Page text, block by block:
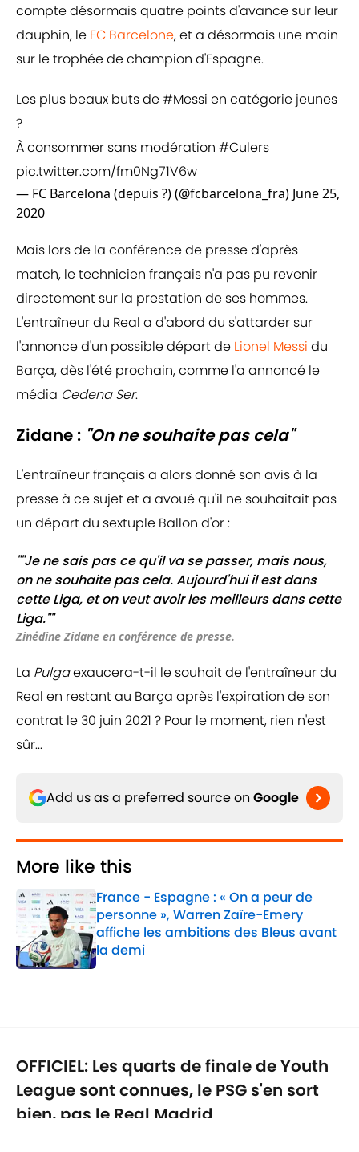
compte désormais quatre points d'avance sur leur
dauphin, le FC Barcelone, et a désormais une main
sur le trophée de champion d'Espagne.
Les plus beaux buts de#Messi en catégorie jeunes
?
À consommer sans modération #Culers
pic.twitter.com/fm0Ng71V6w
— FC Barcelona (depuis ?) (@fcbarcelona_fra) June 25,
2020
Mais lors de la conférence de presse d'après
match, le technicien français n'a pas pu revenir
directement sur la prestation de ses hommes.
L'entraîneur du Real a d'abord du s'attarder sur
l'annonce d'un possible départ de Lionel Messi du
Barça, dès l'été prochain, comme l'a annoncé le
média Cedena Ser.
Zidane : "On ne souhaite pas cela"
L'entraîneur français a alors donné son avis à la
presse à ce sujet et a avoué qu'il ne souhaitait pas
un départ du sextuple Ballon d'or :
""Je ne sais pas ce qu'il va se passer, mais nous,
on ne souhaite pas cela. Aujourd'hui il est dans
cette Liga, et on veut avoir les meilleurs dans cette
Liga.""
Zinédine Zidane en conférence de presse.
La Pulgaexaucera-t-il le souhait de l'entraîneur du
Real en restant au Barça après l'expiration de son
contrat le 30 juin 2021 ? Pour le moment, rien n'est
sûr...
Add us as a preferred source on Google
More like this
France - Espagne : « On a peur de
personne », Warren Zaïre-Emery
affiche les ambitions des Bleus avant
la demi
Published by on Invalid Date
OFFICIEL: Les quarts de finale de Youth
League sont connues, le PSG s'en sort
bien, pas le Real Madrid